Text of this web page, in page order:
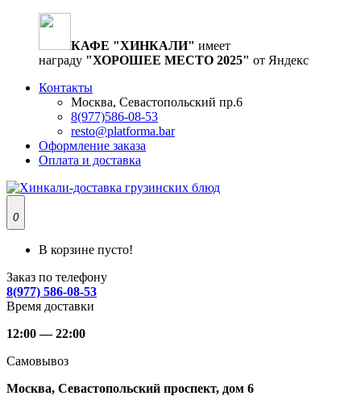
КАФЕ "ХИНКАЛИ" имеет
награду "ХОРОШЕЕ МЕСТО 2025" от Яндекс
Контакты
Москва, Севастопольский пр.6
8(977)586-08-53
resto@platforma.bar
Оформление заказа
Оплата и доставка
0
В корзине пусто!
Заказ по телефону
8(977) 586-08-53
Время доставки
12:00 — 22:00
Самовывоз
Москва, Севастопольский проспект, дом 6